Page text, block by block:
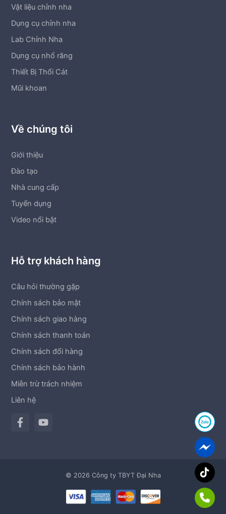
Vật liệu chỉnh nha
Dụng cụ chỉnh nha
Lab Chỉnh Nha
Dụng cụ nhổ răng
Thiết Bị Thổi Cát
Mũi khoan
Về chúng tôi
Giới thiệu
Đào tạo
Nhà cung cấp
Tuyển dụng
Video nổi bật
Hỗ trợ khách hàng
Câu hỏi thường gặp
Chính sách bảo mật
Chính sách giao hàng
Chính sách thanh toán
Chính sách đổi hàng
Chính sách bảo hành
Miễn trừ trách nhiệm
Liên hệ
© 2026 Công ty TBYT Đại Nha